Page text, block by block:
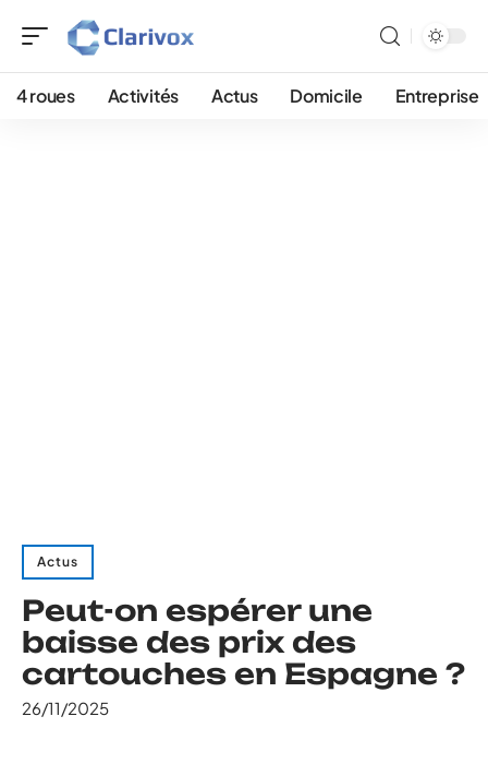
4 roues Activités Actus Domicile Entreprise
Actus
Peut-on espérer une
baisse des prix des
cartouches en Espagne ?
26/11/2025